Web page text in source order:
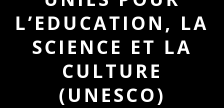
L’EDUCATION, LA
SCIENCE ET LA
CULTURE
(UNESCO)